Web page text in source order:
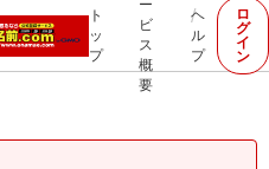
ト
ッ
プ
ー
ビ
ス
概
要
ヘ
ル
プ
ロ
グ
イ
ン